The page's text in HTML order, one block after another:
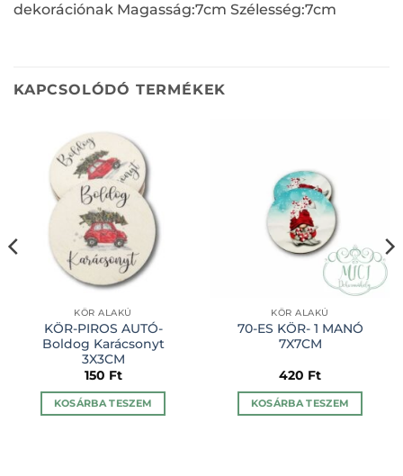
dekorációnak Magasság:7cm Szélesség:7cm
KAPCSOLÓDÓ TERMÉKEK
KÖR ALAKÚ
KÖR-PIROS AUTÓ-
Boldog Karácsonyt
3X3CM
150 Ft
KOSÁRBA TESZEM
KÖR ALAKÚ
70-ES KÖR- 1 MANÓ
7X7CM
420 Ft
KOSÁRBA TESZEM